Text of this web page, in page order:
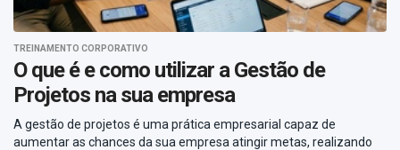
TREINAMENTO CORPORATIVO
O que é e como utilizar a Gestão de
Projetos na sua empresa
A gestão de projetos é uma prática empresarial capaz de
aumentar as chances da sua empresa atingir metas, realizando